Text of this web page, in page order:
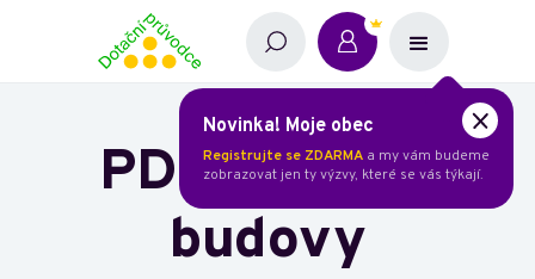
Novinka! Moje obec
Registrujte se ZDARMA a my vám budeme
zobrazovat jen ty výzvy, které se vás týkají.
PD demolice
budovy